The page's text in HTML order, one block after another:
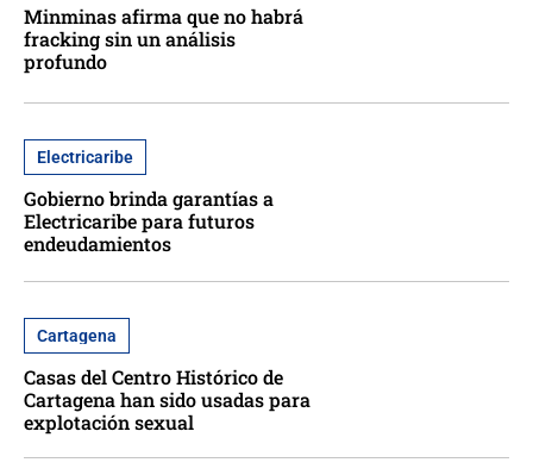
Minminas afirma que no habrá
fracking sin un análisis
profundo
Electricaribe
Gobierno brinda garantías a
Electricaribe para futuros
endeudamientos
Cartagena
Casas del Centro Histórico de
Cartagena han sido usadas para
explotación sexual